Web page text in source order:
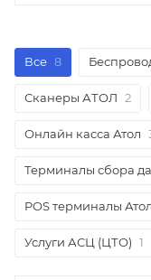
Все 8
Сканеры АТОЛ 2
Онлайн касса Атол
Терминалы сбора
POS терминалы Атол
Услуги АСЦ (ЦТО) 1